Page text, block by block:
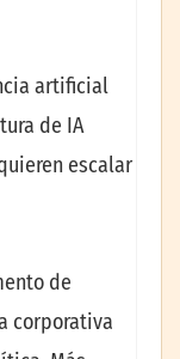
artificial
de IA
escalar
de
corporativa